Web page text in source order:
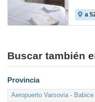
a
Buscar también
Provincia
Aeropuerto Varsovia - Babice